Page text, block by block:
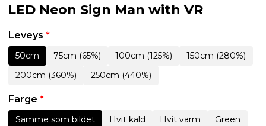
LED Neon Sign Man with VR
Leveys *
50cm 75cm (65%) 100cm (125%)
150cm (280%)
200cm (360%)
250cm (440%)
Farge *
Samme som bildet Hvit kald Hvit varm
Green